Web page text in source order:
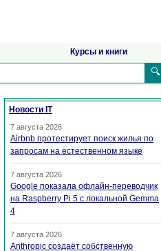
Курсы и книги
🔍
Новости IT
7 августа 2026
Airbnb протестирует поиск жилья по
запросам на естественном языке
7 августа 2026
Google показала офлайн-переводчик
на Raspberry Pi 5 с локальной Gemma
4
7 августа 2026
Anthropic создаёт собственную